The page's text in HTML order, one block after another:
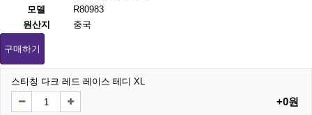
모델
R80983
원산지
중국
구매하기
스티칭 다크 레드 레이스 테디 XL
+0원